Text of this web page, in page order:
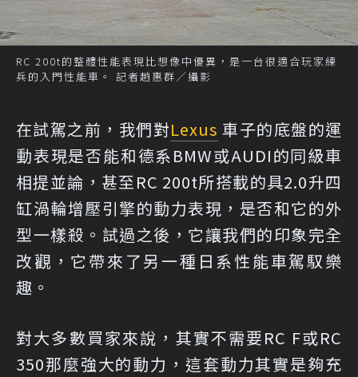
RC 200t的整體性能表現比想像中優異，是一台很適合玩家練
兵的入門性能車。 記者趙惠群／攝影
在試駕之前，我們對Lexus 車子的底盤的運
動表現是否能和德系BMW或AUDI的同級車
相提並論，甚至RC 200t所搭載的具2.0升四
缸渦輪增壓引擎的動力表現，是否和它的外
型一樣殺。試過之後，它讓我們的印象完全
改觀，它帶來了另一種日系性能車駕馭樂
趣。
對大多數買家來說，其實不需要RC F或RC
350那麼強大的動力，這套動力其實是夠充